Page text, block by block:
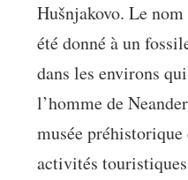
Hušnjakovo. Le
été donné à un
dans les environs
l’homme de
musée préhistorique
activités